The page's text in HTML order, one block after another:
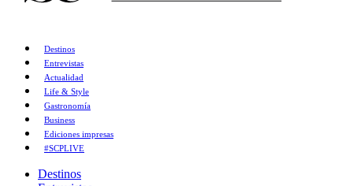
Destinos
Entrevistas
Actualidad
Life & Style
Gastronomía
Business
Ediciones impresas
#SCPLIVE
Destinos